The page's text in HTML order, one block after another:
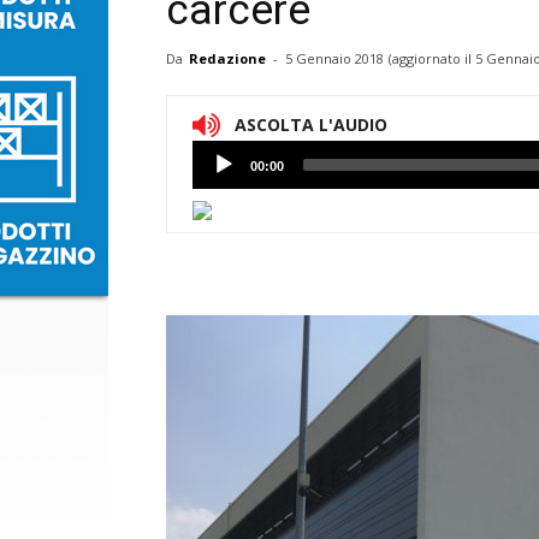
carcere
Da Redazione - 5 Gennaio 2018 (aggiornato il 5
ASCOLTA L'AUDIO
Lettore
Audio
00:00